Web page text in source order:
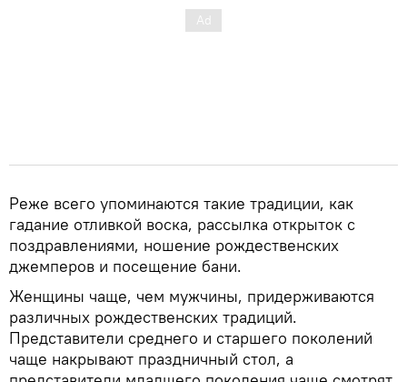
Реже всего упоминаются такие традиции, как
гадание отливкой воска, рассылка открыток с
поздравлениями, ношение рождественских
джемперов и посещение бани.
Женщины чаще, чем мужчины, придерживаются
различных рождественских традиций.
Представители среднего и старшего поколений
чаще накрывают праздничный стол, а